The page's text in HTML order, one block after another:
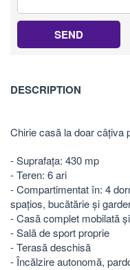
SEND
DESCRIPTION
Chirie casă la doar câțiva
- Suprafața: 430 mp
- Teren: 6 ari
- Compartimentat în: 4
spațios, bucătărie și
- Casă complet mobilată
- Sală de sport proprie
- Terasă deschisă
- Încălzire autonomă,